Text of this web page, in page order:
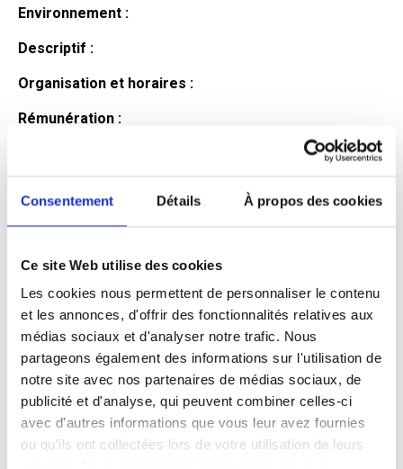
Consentement Détails À propos des cookies
Ce site Web utilise des cookies
Les cookies nous permettent de personnaliser le contenu
et les annonces, d'offrir des fonctionnalités relatives aux
médias sociaux et d'analyser notre trafic. Nous
partageons également des informations sur l'utilisation de
notre site avec nos partenaires de médias sociaux, de
publicité et d'analyse, qui peuvent combiner celles-ci
avec d'autres informations que vous leur avez fournies
ou qu'ils ont collectées lors de votre utilisation de leurs
Environnement :
Descriptif :
Organisation et horaires :
Rémunération :
Profil du
candidat
Qualifications et diplômes :
Profil recherché :
Processus